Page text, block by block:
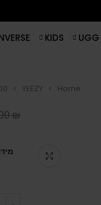
UGG
KIDS
Home
YEEZY
₪